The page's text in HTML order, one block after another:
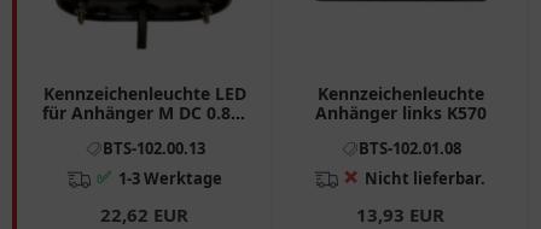
Kennzeichenleuchte LED
für Anhänger M DC 0.8M
BTS-102.00.13
✅ 1-3 Werktage
22,62 EUR
Kennzeichenleuchte
Anhänger links K570
BTS-102.01.08
❌ Nicht lieferbar.
13,93 EUR